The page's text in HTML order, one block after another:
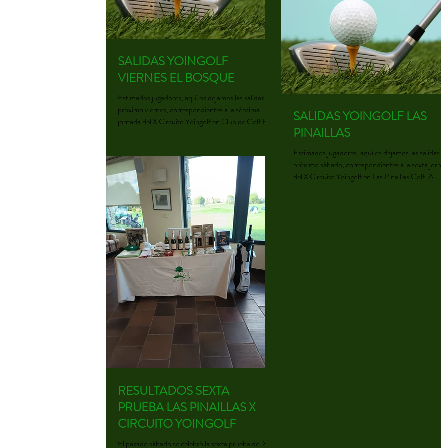
clasificado:
SALIDAS YOINGOLF
VIERNES EL BOSQUE
Estimados jugadores, aquí os dejamos las salidas del
próximo viernes, correspondientes a la séptima
jornada del X Circuito Yoingolf en Club de Golf El
todos! PATROCINADORES CALENDARIO X
CIRCUITO ¡ Desde Yoingolf os deseamos una
buena salida!
para el sábado 22, así que SI NO ERES SOCIO
DEL BOSQUE y quieres participar en esta prueba
sigue TODOS LOS PASOS que te indicamos a
continuación (*) Preinscríbete en la web de Yoingolf
en opción de viernes o s
RESULTADOS SEXTA
PRUEBA LAS PINAILLAS X
CIRCUITO YOINGOLF
El pasado sábado se celebró la sexta prueba del X
SALIDAS YOINGOLF LAS
PINAILLAS
Estimados jugadores, aquí os dejamos las salidas del
próximo sábado, correspondientes a la sexta jornada
del X Circuito Yoingolf en Las Pinaillas Golf. Al